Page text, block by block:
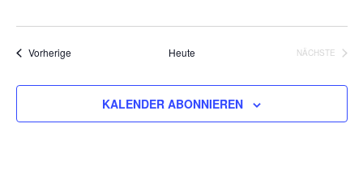
VorherigeVeranstaltungen Heute
NÄCHSTE
KALENDER ABONNIEREN